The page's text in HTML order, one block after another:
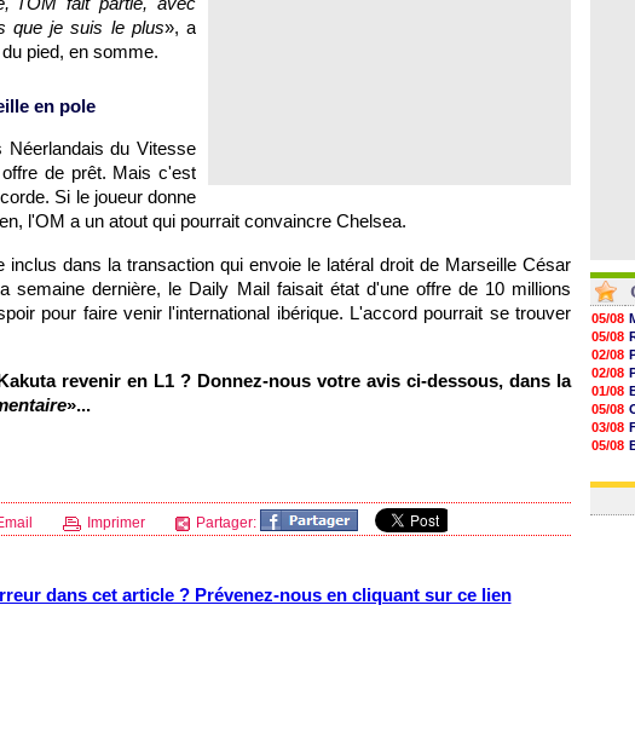
que je suis le plus», a
pied, en somme.
en pole
du Vitesse
de prêt. Mais c'est
Si le joueur donne
l'OM a un atout qui pourrait convaincre Chelsea.
inclus dans la transaction qui envoie le latéral droit de Marseille César
semaine dernière, le Daily Mail faisait état d'une offre de 10 millions
pour faire venir l'international ibérique. L'accord pourrait se trouver
revenir en L1 ? Donnez-nous votre avis ci-dessous, dans la
»...
Imprimer Partager:
dans cet article ? Prévenez-nous en cliquant sur ce lien
05/08
05/08
02/08
02/08
01/08
05/08
03/08
05/08
03/08